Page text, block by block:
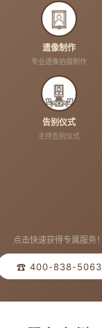
遗像制作
专业遗像拍摄制作
告别仪式
主持告别仪式
点击快速获得专属服务！
☎ 400-838-5063